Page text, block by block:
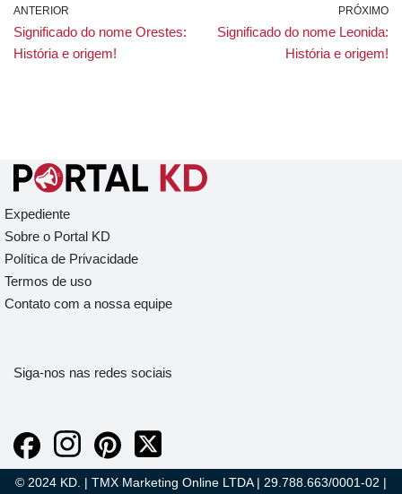
ANTERIOR
Significado do nome Orestes:
História e origem!
PRÓXIMO
Significado do nome Leonida:
História e origem!
Expediente
Sobre o Portal KD
Política de Privacidade
Termos de uso
Contato com a nossa equipe
Siga-nos nas redes sociais
© 2024 KD. | TMX Marketing Online LTDA | 29.788.663/0001-02 |